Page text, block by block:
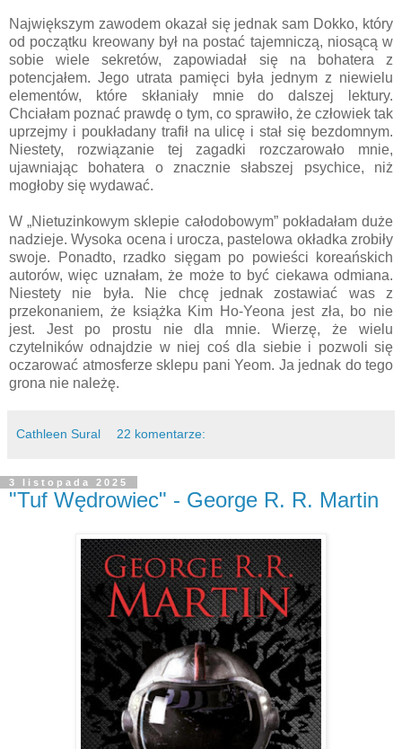
Największym zawodem okazał się jednak sam Dokko, który
od początku kreowany był na postać tajemniczą, niosącą w
sobie wiele sekretów, zapowiadał się na bohatera z
potencjałem. Jego utrata pamięci była jednym z niewielu
elementów, które skłaniały mnie do dalszej lektury.
Chciałam poznać prawdę o tym, co sprawiło, że człowiek tak
uprzejmy i poukładany trafił na ulicę i stał się bezdomnym.
Niestety, rozwiązanie tej zagadki rozczarowało mnie,
ujawniając bohatera o znacznie słabszej psychice, niż
mogłoby się wydawać.
W „Nietuzinkowym sklepie całodobowym” pokładałam duże
nadzieje. Wysoka ocena i urocza, pastelowa okładka zrobiły
swoje. Ponadto, rzadko sięgam po powieści koreańskich
autorów, więc uznałam, że może to być ciekawa odmiana.
Niestety nie była.
Nie chcę jednak zostawiać was z
przekonaniem, że książka Kim Ho-Yeona jest zła, bo nie
jest. Jest po prostu nie dla mnie. Wierzę, że wielu
czytelników odnajdzie w niej coś dla siebie i pozwoli się
oczarować atmosferze sklepu pani Yeom. Ja jednak do tego
grona nie należę.
Cathleen Sural 22 komentarze:
3 listopada 2025
"Tuf Wędrowiec" - George R. R. Martin